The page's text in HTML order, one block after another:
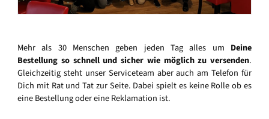
Mehr als 30 Menschen geben jeden Tag alles um Deine
Bestellung so schnell und sicher wie möglich zu versenden.
Gleichzeitig steht unser Serviceteam aber auch am Telefon für
Dich mit Rat und Tat zur Seite. Dabei spielt es keine Rolle ob es
eine Bestellung oder eine Reklamation ist.